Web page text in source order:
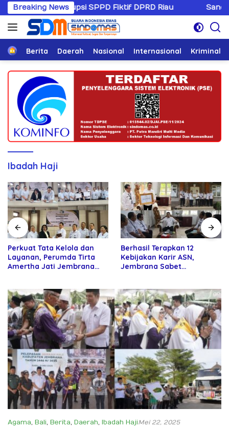
Langsung
ke
konten
Breaking News
Korupsi SPPD Fiktif DPRD Riau Sandiwaranya
HomeBerita Daerah Nasional Internasional Kriminal
Ibadah Haji
Perkuat Tata Kelola dan
Layanan, Perumda Tirta
Amertha Jati Jembrana
Berhasil Terapkan 12
Kebijakan Karir ASN,
Jembrana Sabet
Agama, Bali, Berita, Daerah, Ibadah HajiMei 22, 2025